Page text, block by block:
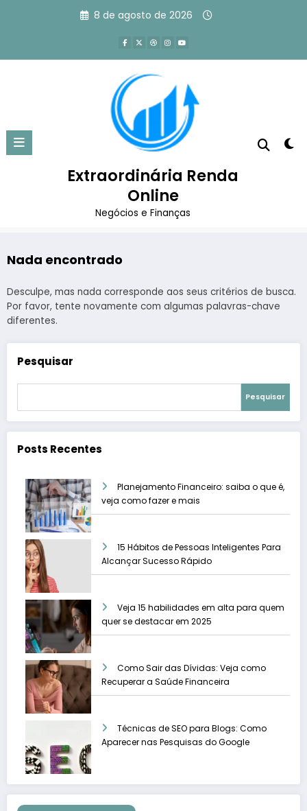
8 de agosto de 2026
Extraordinária Renda
Online
Negócios e Finanças
Tag: como economizar dinheiro
com renda baixa
Página inicial
como economizar dinheiro com renda baixa
Nada encontrado
Desculpe, mas nada corresponde aos seus critérios de busca.
Por favor, tente novamente com algumas palavras-chave
diferentes.
Pesquisar
Pesquisar
Posts Recentes
Planejamento Financeiro: saiba o que é,
veja como fazer e mais
15 Hábitos de Pessoas Inteligentes Para
Alcançar Sucesso Rápido
Veja 15 habilidades em alta para quem
quer se destacar em 2025
Como Sair das Dívidas: Veja como
Recuperar a Saúde Financeira
Técnicas de SEO para Blogs: Como
Aparecer nas Pesquisas do Google